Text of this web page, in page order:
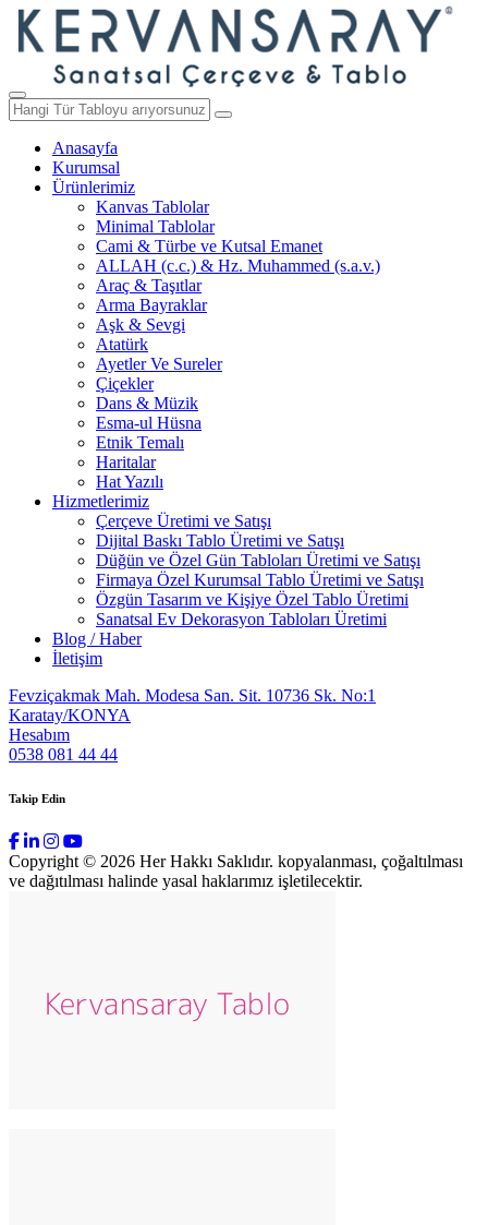
Anasayfa
Kurumsal
Ürünlerimiz
Kanvas Tablolar
Minimal Tablolar
Cami & Türbe ve Kutsal Emanet
ALLAH (c.c.) & Hz. Muhammed (s.a.v.)
Araç & Taşıtlar
Arma Bayraklar
Aşk & Sevgi
Atatürk
Ayetler Ve Sureler
Çiçekler
Dans & Müzik
Esma-ul Hüsna
Etnik Temalı
Haritalar
Hat Yazılı
Hizmetlerimiz
Çerçeve Üretimi ve Satışı
Dijital Baskı Tablo Üretimi ve Satışı
Düğün ve Özel Gün Tabloları Üretimi ve Satışı
Firmaya Özel Kurumsal Tablo Üretimi ve Satışı
Özgün Tasarım ve Kişiye Özel Tablo Üretimi
Sanatsal Ev Dekorasyon Tabloları Üretimi
Blog / Haber
İletişim
Fevziçakmak Mah. Modesa San. Sit. 10736 Sk. No:1
Karatay/KONYA
Hesabım
0538 081 44 44
Takip Edin
Copyright © 2026 Her Hakkı Saklıdır. kopyalanması, çoğaltılması
ve dağıtılması halinde yasal haklarımız işletilecektir.